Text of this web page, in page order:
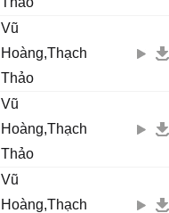
Vũ
Hoàng,Thạch
Thảo
Vũ
Hoàng,Thạch
Thảo
Vũ
Hoàng,Thạch